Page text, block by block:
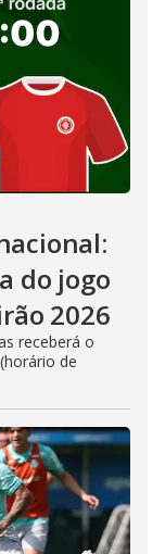
do jogo
2026
receberá o
de